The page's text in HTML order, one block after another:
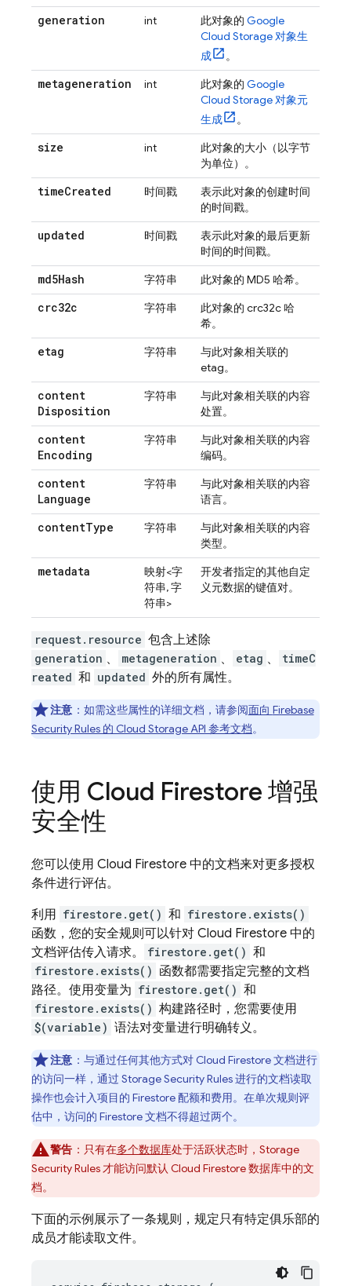
generation int 此对象的 Google
Cloud Storage对象生
成
。
metageneration int 此对象的 Google
Cloud Storage对象元
生成
。
size int
此对象的大小（以字节
为单位）。
timeCreated 时间戳
表示此对象的创建时间
的时间戳。
updated 时间戳
表示此对象的最后更新
时间的时间戳。
md5Hash 字符串 此对象的 MD5 哈希。
crc32c 字符串
此对象的 crc32c 哈
希。
etag 字符串
与此对象相关联的
etag。
content
Disposition
字符串
与此对象相关联的内容
处置。
content
Encoding
字符串
与此对象相关联的内容
编码。
content
Language
字符串
与此对象相关联的内容
语言。
contentType 字符串
与此对象相关联的内容
类型。
metadata
映射<字
符串, 字
符串>
开发者指定的其他自定
义元数据的键值对。
request.resource 包含上述除
generation 、 metageneration 、 etag 、
timeC
reated 和 updated 外的所有属性。
注意 ：如需这些属性的详细文档，请参阅面向 Firebase
Security Rules 的 Cloud StorageAPI 参考文档。
使用 Cloud Firestore 增强
安全性
您可以使用 Cloud Firestore 中的文档来对更多授权
条件进行评估。
利用 firestore.get() 和 firestore.exists()
函数，您的安全规则可以针对 Cloud Firestore 中的
文档评估传入请求。
firestore.get() 和
firestore.exists() 函数都需要指定完整的文档
路径。使用变量为 firestore.get() 和
firestore.exists() 构建路径时，您需要使用
$(variable) 语法对变量进行明确转义。
注意 ：与通过任何其他方式对 Cloud Firestore文档进行
的访问一样，通过 StorageSecurity Rules进行的文档读取
操作也会计入项目的 Firestore 配额和费用。在单次规则评
估中，访问的 Firestore 文档不得超过两个。
警告 ：只有在多个数据库处于活跃状态时，Storage
Security Rules才能访问默认 Cloud Firestore数据库中的文
档。
下面的示例展示了一条规则，规定只有特定俱乐部的
成员才能读取文件。